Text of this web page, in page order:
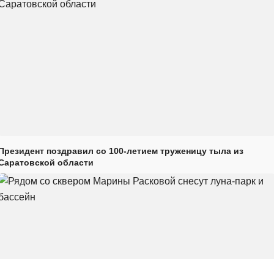
поздравил со 100-летием труженицу тыла из
области